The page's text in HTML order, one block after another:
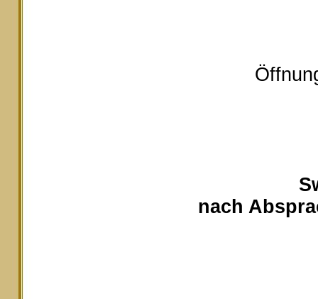
nach